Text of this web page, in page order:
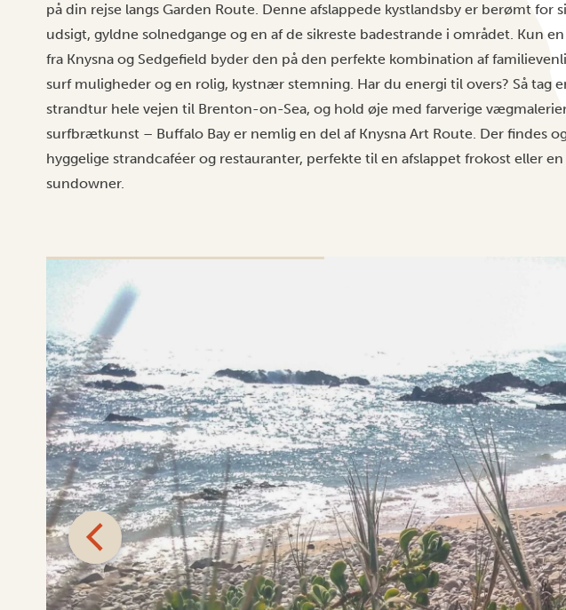
på din rejse langs Garden Route. Denne afslappede kystlandsby er berømt for
udsigt, gyldne solnedgange og en af de sikreste badestrande i området. Kun
fra Knysna og Sedgefield byder den på den perfekte kombination af
surf muligheder og en rolig, kystnær stemning. Har du energi til overs? Så tag
strandtur hele vejen til Brenton-on-Sea, og hold øje med farverige
surfbrætkunst – Buffalo Bay er nemlig en del af Knysna Art Route. Der findes
hyggelige strandcaféer og restauranter, perfekte til en afslappet frokost eller
sundowner.